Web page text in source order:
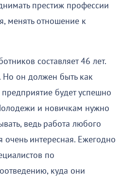
престиж профессии
менять отношение к
составляет 46 лет.
Но он должен быть как
будет успешно
и новичкам нужно
ведь работа любого
очень интересная. Ежегодно
по
куда они